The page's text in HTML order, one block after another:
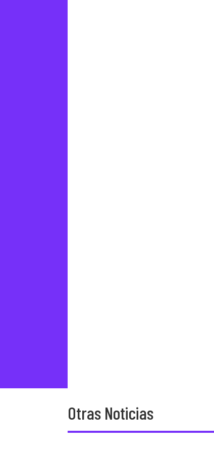
Otras Noticias